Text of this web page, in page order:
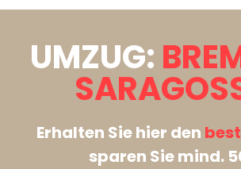
UMZUG:
Erhalten Sie hier den
sparen Sie mind.